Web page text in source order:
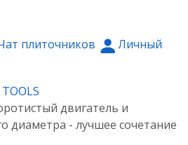
плиточников
Личный
двигатель и
диаметра - лучшее сочетание